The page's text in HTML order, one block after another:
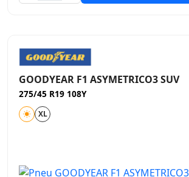
GOODYEAR F1 ASYMETRICO3 SUV
275/45 R19 108Y
XL